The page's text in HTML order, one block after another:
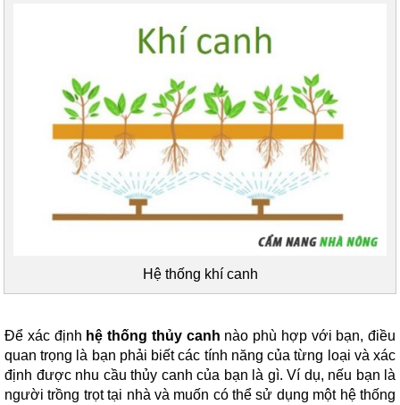
Hệ thống khí canh
Để xác định hệ thống thủy canh nào phù hợp với bạn, điều
quan trọng là bạn phải biết các tính năng của từng loại và xác
định được nhu cầu thủy canh của bạn là gì. Ví dụ, nếu bạn là
người trồng trọt tại nhà và muốn có thể sử dụng một hệ thống